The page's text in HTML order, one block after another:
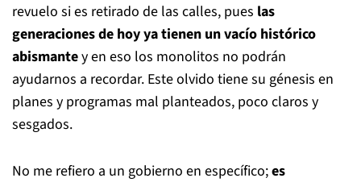
revuelo si es retirado de las calles, pues las
generaciones de hoy ya tienen un vacío histórico
abismantey en eso los monolitos no podrán
ayudarnos a recordar. Este olvido tiene su génesis en
planes y programas mal planteados, poco claros y
sesgados.
No me refiero a un gobierno en específico;es